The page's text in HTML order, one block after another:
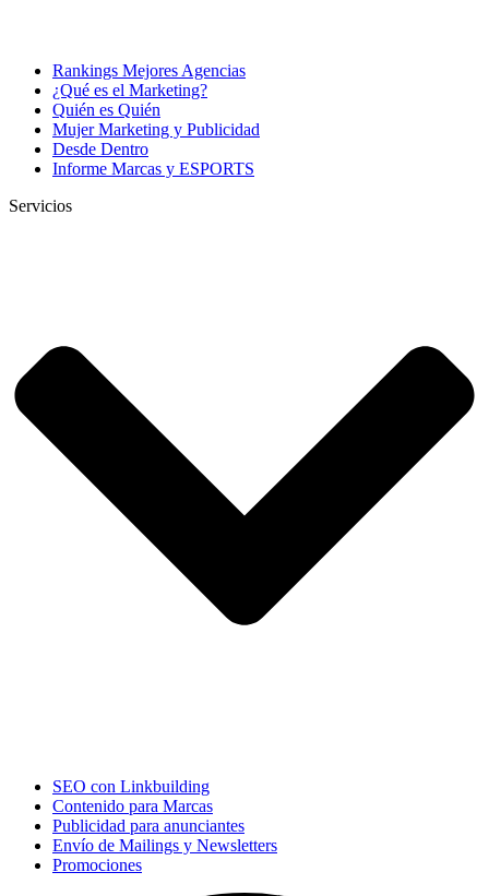
Rankings Mejores Agencias
¿Qué es el Marketing?
Quién es Quién
Mujer Marketing y Publicidad
Desde Dentro
Informe Marcas y ESPORTS
Servicios
SEO con Linkbuilding
Contenido para Marcas
Publicidad para anunciantes
Envío de Mailings y Newsletters
Promociones